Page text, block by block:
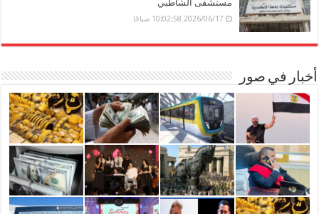
مستشفى الشاطبي
2026/06/17 10:02:58 صباحًا
أخبار في صور